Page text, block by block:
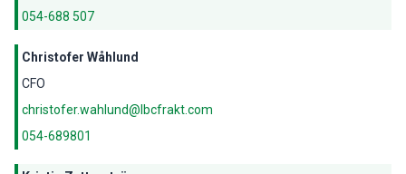
054-688 507
Christofer Wåhlund
CFO
christofer.wahlund@lbcfrakt.com
054-689801